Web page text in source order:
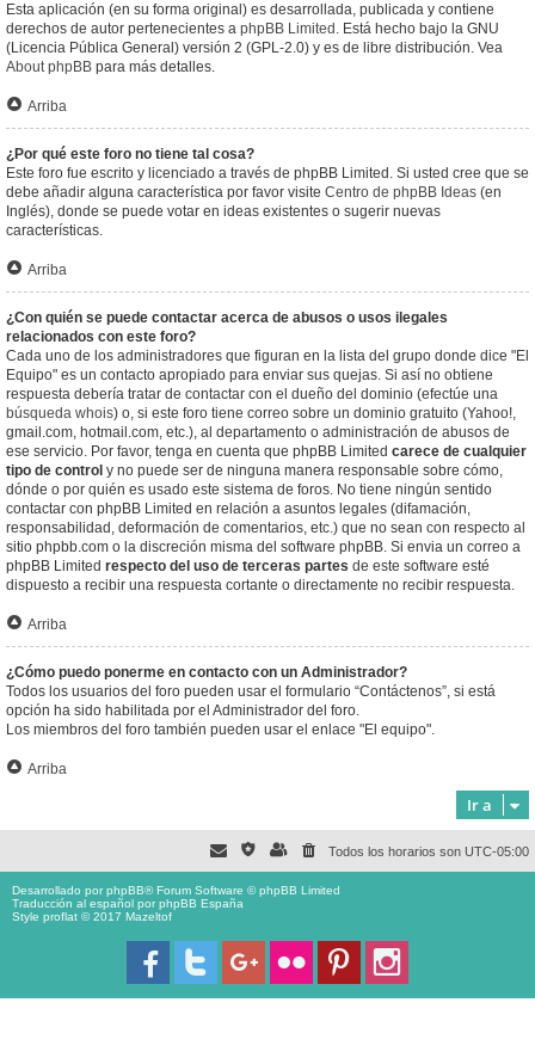
Esta aplicación (en su forma original) es desarrollada, publicada y contiene
derechos de autor pertenecientes a phpBB Limited . Está hecho bajo la GNU
(Licencia Pública General) versión 2 (GPL-2.0) y es de libre distribución. Vea
About phpBB para más detalles.
Arriba
¿Por qué este foro no tiene tal cosa?
Este foro fue escrito y licenciado a través de phpBB Limited. Si usted cree que se
debe añadir alguna característica por favor visite Centro de phpBB Ideas (en
Inglés), donde se puede votar en ideas existentes o sugerir nuevas
características.
Arriba
¿Con quién se puede contactar acerca de abusos o usos ilegales
relacionados con este foro?
Cada uno de los administradores que figuran en la lista del grupo donde dice "El
Equipo" es un contacto apropiado para enviar sus quejas. Si así no obtiene
respuesta debería tratar de contactar con el dueño del dominio (efectúe una
búsqueda whois) o, si este foro tiene correo sobre un dominio gratuito (Yahoo!,
gmail.com, hotmail.com, etc.), al departamento o administración de abusos de
ese servicio. Por favor, tenga en cuenta que phpBB Limited carece de cualquier
tipo de control y no puede ser de ninguna manera responsable sobre cómo,
dónde o por quién es usado este sistema de foros. No tiene ningún sentido
contactar con phpBB Limited en relación a asuntos legales (difamación,
responsabilidad, deformación de comentarios, etc.) que no sean con respecto al
sitio phpbb.com o la discreción misma del software phpBB. Si envia un correo a
phpBB Limited respecto del uso de terceras partes de este software esté
dispuesto a recibir una respuesta cortante o directamente no recibir respuesta.
Arriba
¿Cómo puedo ponerme en contacto con un Administrador?
Todos los usuarios del foro pueden usar el formulario “Contáctenos”, si está
opción ha sido habilitada por el Administrador del foro.
Los miembros del foro también pueden usar el enlace "El equipo".
Arriba
Ir a
Todos los horarios son UTC-05:00
Desarrollado porphpBB® Forum Software © phpBB Limited
Traducción al español porphpBB España
Style proflat © 2017 Mazeltof